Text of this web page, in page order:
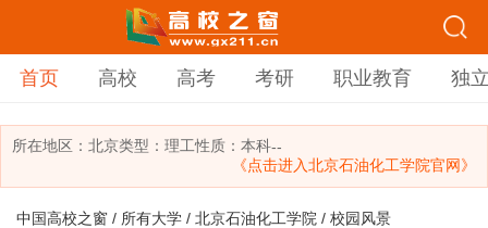
首页 高校 高考 考研 职业教育 独
所在地区： 北京类型： 理工性质：本科--
《点击进入北京石油化工学院官网》
中国高校之窗 / 所有大学 / 北京石油化工学院 / 校园风景